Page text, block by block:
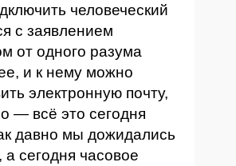
человеческий
с заявлением
от одного разума
и к нему можно
электронную почту,
— всё это сегодня
давно мы дожидались
сегодня часовое